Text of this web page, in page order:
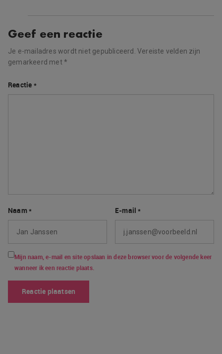
Geef een reactie
Je e-mailadres wordt niet gepubliceerd. Vereiste velden zijn
gemarkeerd met*
Reactie *
Naam* E-mail*
Mijn naam, e-mail en site opslaan in deze browser voor de volgende keer
wanneer ik een reactie plaats.